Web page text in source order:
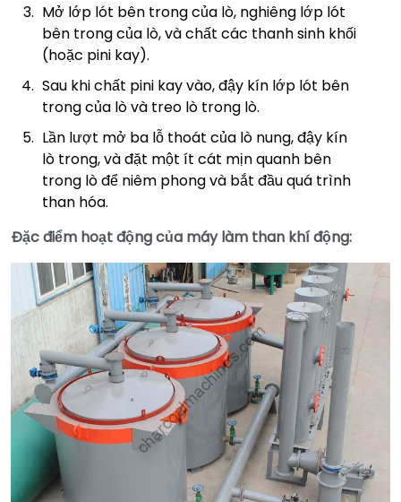
Mở lớp lót bên trong của lò, nghiêng lớp lót
bên trong của lò, và chất các thanh sinh khối
(hoặc pini kay).
Sau khi chất pini kay vào, đậy kín lớp lót bên
trong của lò và treo lò trong lò.
Lần lượt mở ba lỗ thoát của lò nung, đậy kín
lò trong, và đặt một ít cát mịn quanh bên
trong lò để niêm phong và bắt đầu quá trình
than hóa.
Đặc điểm hoạt động của máy làm than khí động: